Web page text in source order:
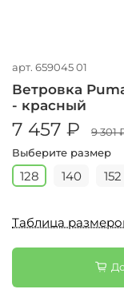
арт. 659045 01
Ветровка
- красный
7 457 ₽
9 301
Выберите размер
128 140 152
Таблица